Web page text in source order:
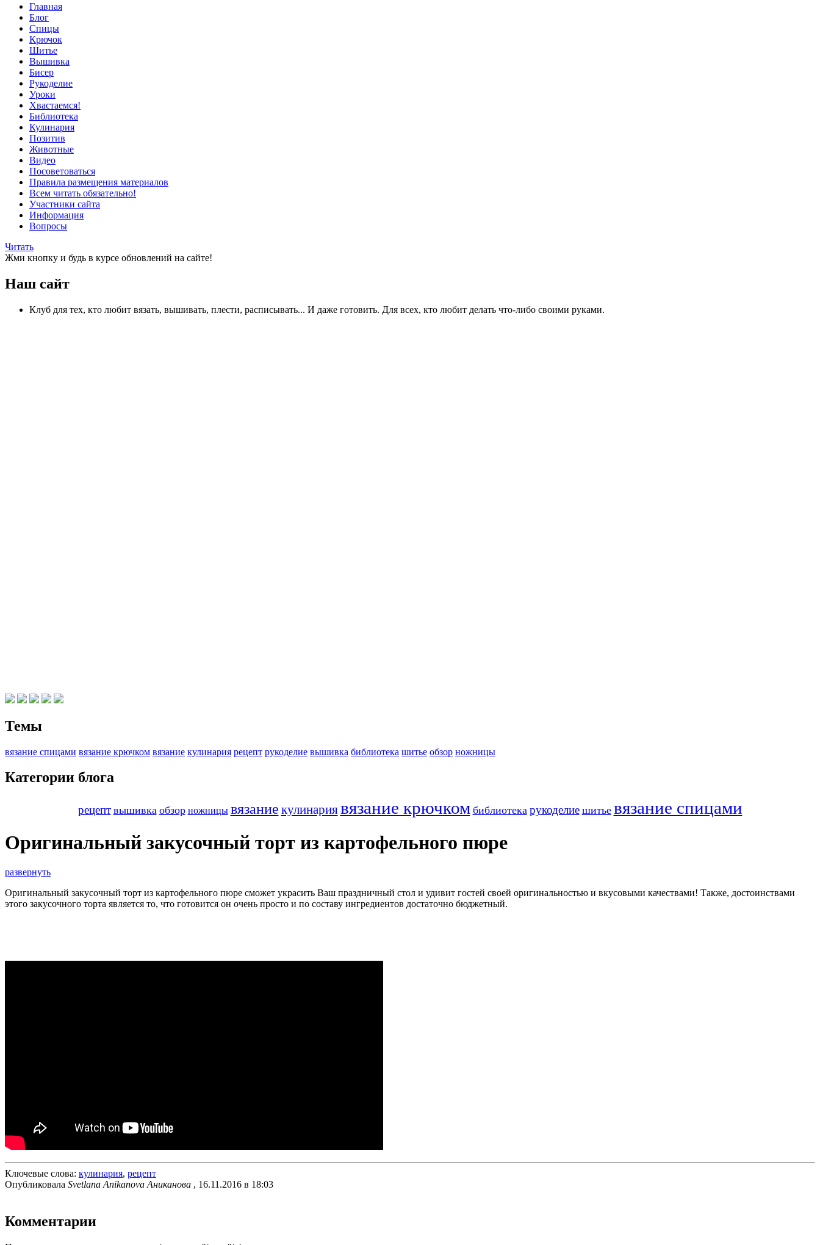
Главная
Блог
Спицы
Крючок
Шитье
Вышивка
Бисер
Рукоделие
Уроки
Хвастаемся!
Библиотека
Кулинария
Позитив
Животные
Видео
Посоветоваться
Правила размещения материалов
Всем читать обязательно!
Участники сайта
Информация
Вопросы
Читать
Жми кнопку и будь в курсе обновлений на сайте!
Наш сайт
Клуб для тех, кто любит вязать, вышивать, плести, расписывать... И даже готовить. Для всех, кто любит делать что-либо своими руками.
Темы
вязание спицами вязание крючком вязание кулинария рецепт рукоделие вышивка библиотека шитье обзор ножницы
Категории блога
рецепт вышивка обзор ножницы вязание кулинариявязание крючком библиотека рукоделие шитье вязание спицами
Оригинальный закусочный торт из картофельного пюре
развернуть
Оригинальный закусочный торт из картофельного пюре сможет украсить Ваш праздничный стол и удивит гостей своей оригинальностью и вкусовыми качествами! Также, достоинствами
этого закусочного торта является то, что готовится он очень просто и по составу ингредиентов достаточно бюджетный.
Ключевые слова: кулинария, рецепт
Опубликовала Svetlana Anikanova Аниканова , 16.11.2016 в 18:03
Комментарии